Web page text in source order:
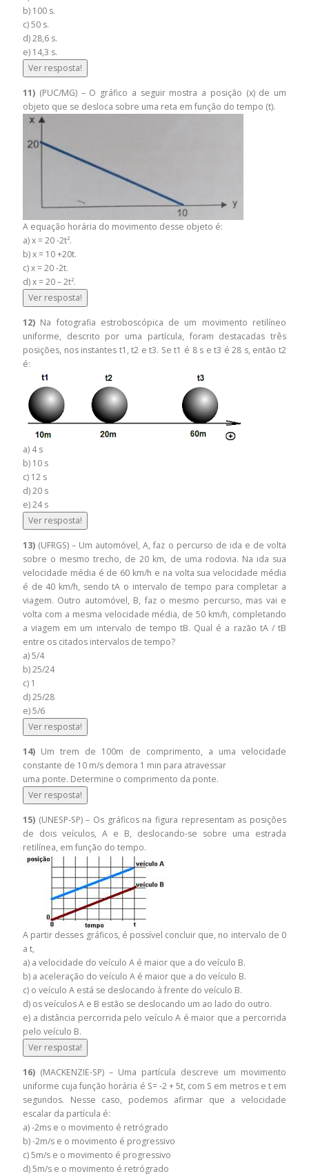
b) 100 s.
c) 50 s.
d) 28,6 s.
e) 14,3 s.
Ver resposta!
11) (PUC/MG) – O gráfico a seguir mostra a posição (x) de um
objeto que se desloca sobre uma reta em função do tempo (t).
A equação horária do movimento desse objeto é:
a) x = 20 -2t².
b) x = 10 +20t.
c) x = 20 -2t.
d) x = 20 – 2t².
Ver resposta!
12) Na fotografia estroboscópica de um movimento retilíneo
uniforme, descrito por uma partícula, foram destacadas três
posições, nos instantes t1, t2 e t3. Se t1 é 8 s e t3 é 28 s, então t2
é:
a) 4 s
b) 10 s
c) 12 s
d) 20 s
e) 24 s
Ver resposta!
13) (UFRGS) – Um automóvel, A, faz o percurso de ida e de volta
sobre o mesmo trecho, de 20 km, de uma rodovia. Na ida sua
velocidade média é de 60 km/h e na volta sua velocidade média
é de 40 km/h, sendo tA o intervalo de tempo para completar a
viagem. Outro automóvel, B, faz o mesmo percurso, mas vai e
volta com a mesma velocidade média, de 50 km/h, completando
a viagem em um intervalo de tempo tB. Qual é a razão tA / tB
entre os citados intervalos de tempo?
a) 5/4
b) 25/24
c) 1
d) 25/28
e) 5/6
Ver resposta!
14) Um trem de 100m de comprimento, a uma velocidade
constante de 10 m/s demora 1 min para atravessar
uma ponte. Determine o comprimento da ponte.
Ver resposta!
15) (UNESP-SP) – Os gráficos na figura representam as posições
de dois veículos, A e B, deslocando-se sobre uma estrada
retilínea, em função do tempo.
A partir desses gráficos, é possível concluir que, no intervalo de 0
a t,
a) a velocidade do veículo A é maior que a do veículo B.
b) a aceleração do veículo A é maior que a do veículo B.
c) o veículo A está se deslocando à frente do veículo B.
d) os veículos A e B estão se deslocando um ao lado do outro.
e) a distância percorrida pelo veículo A é maior que a percorrida
pelo veículo B.
Ver resposta!
16) (MACKENZIE-SP) – Uma partícula descreve um movimento
uniforme cuja função horária é S= -2 + 5t, com S em metros e t em
segundos. Nesse caso, podemos afirmar que a velocidade
escalar da partícula é:
a) -2ms e o movimento é retrógrado
b) -2m/s e o movimento é progressivo
c) 5m/s e o movimento é progressivo
d) 5m/s e o movimento é retrógrado